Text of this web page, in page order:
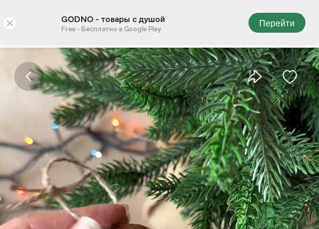
× GODNO - товары с душой
Free - Бесплатно в Google Play
Перейти